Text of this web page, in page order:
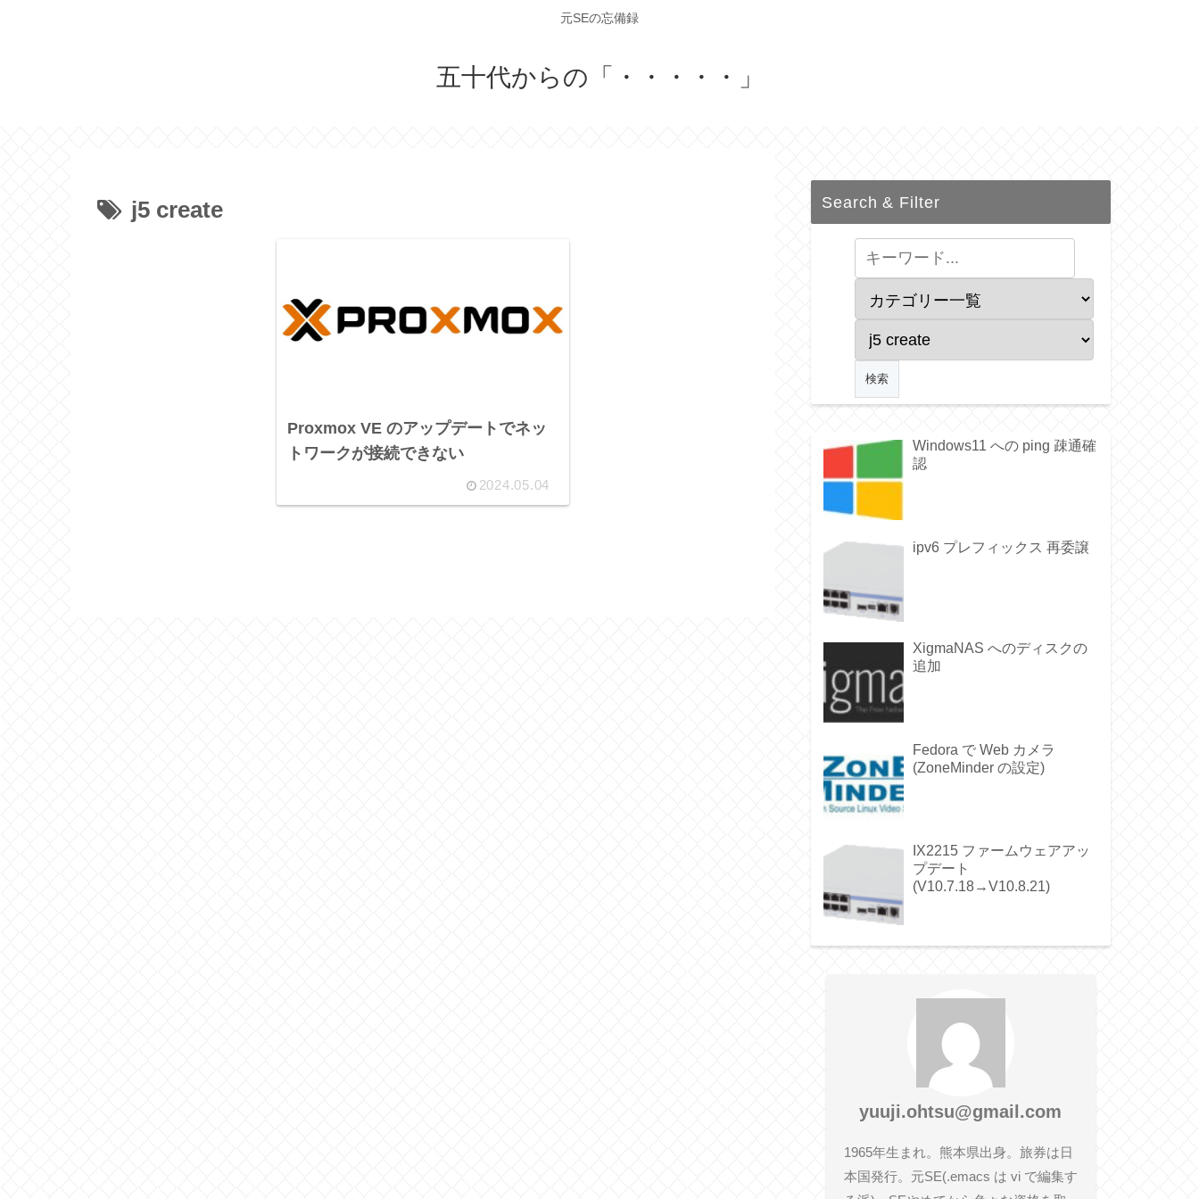
元SEの忘備録
五十代からの「・・・・・」
j5 create
Proxmox VE のアップデートでネッ
トワークが接続できない
2024.05.04
Search & Filter
Windows11 への ping 疎通確
認
ipv6 プレフィックス 再委譲
XigmaNAS へのディスクの
追加
Fedora で Web カメラ
(ZoneMinder の設定)
IX2215 ファームウェアアッ
プデート
(V10.7.18→V10.8.21)
yuuji.ohtsu@gmail.com
1965年生まれ。熊本県出身。旅券は日
本国発行。元SE(.emacs は vi で編集す